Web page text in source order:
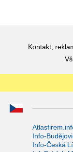
Kontakt,
Info-
Info-Česká